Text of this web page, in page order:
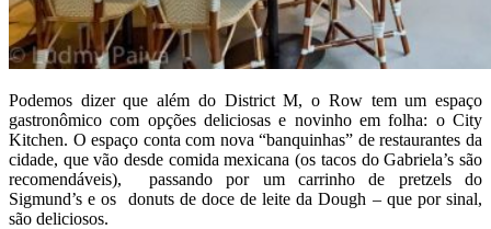
Podemos dizer que além do District M, o Row tem um espaço
gastronômico com opções deliciosas e novinho em folha: o City
Kitchen. O espaço conta com nova “banquinhas” de restaurantes da
cidade, que vão desde comida mexicana (os tacos do Gabriela’s são
recomendáveis), passando por um carrinho de pretzels do
Sigmund’s e os donuts de doce de leite da Dough – que por sinal,
são deliciosos.